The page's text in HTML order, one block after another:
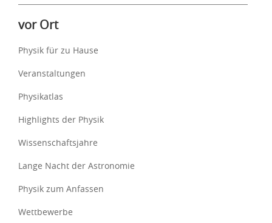
vor Ort
Physik für zu Hause
Veranstaltungen
Physikatlas
Highlights der Physik
Wissenschaftsjahre
Lange Nacht der Astronomie
Physik zum Anfassen
Wettbewerbe